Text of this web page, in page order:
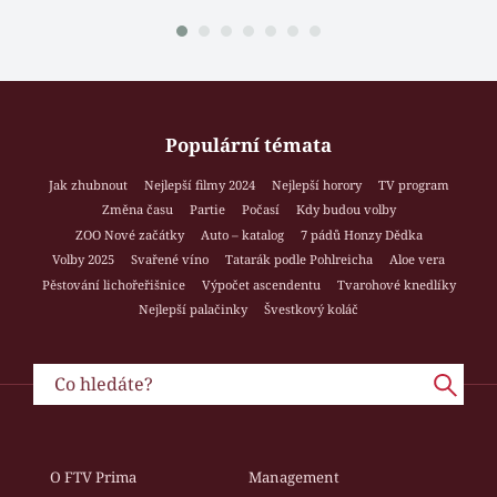
Populární témata
Jak zhubnout Nejlepší filmy 2024 Nejlepší horory
TV program
Změna času
Partie Počasí
Kdy budou volby
ZOO Nové začátky
Auto – katalog
7 pádů Honzy Dědka
Volby 2025
Svařené víno Tatarák podle Pohlreicha
Aloe vera
Pěstování lichořeřišnice
Výpočet ascendentu
Tvarohové knedlíky
Nejlepší palačinky
Švestkový koláč
O FTV Prima
Management